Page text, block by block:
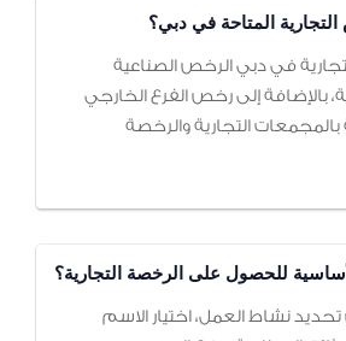
المتاحة في دبي؟
في دبي الرخص الصناعية
بالإضافة إلى رخص الفرع الخارجي
التجارية والرخصة
للحصول على الرخصة التجارية؟
نشاط العمل، اختيار الاسم